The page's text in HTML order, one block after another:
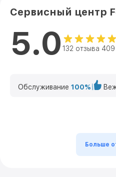
Сервисный центр
5.0 132 отзыва
Обслуживание 100%
Больше